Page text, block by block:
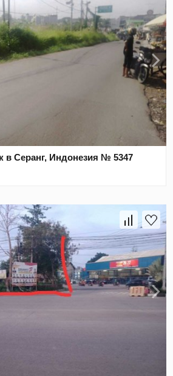
в Серанг, Индонезия № 5347